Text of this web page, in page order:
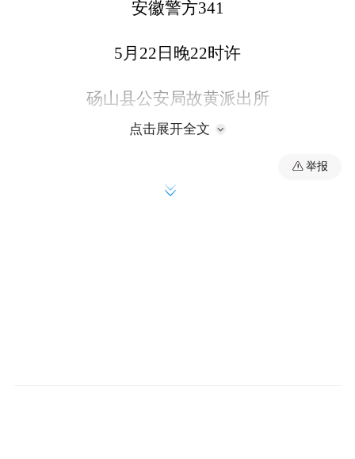
安徽警方341
5月22日晚22时许
砀山县公安局故黄派出所
称自己流落到砀山
点击展开全文
举报